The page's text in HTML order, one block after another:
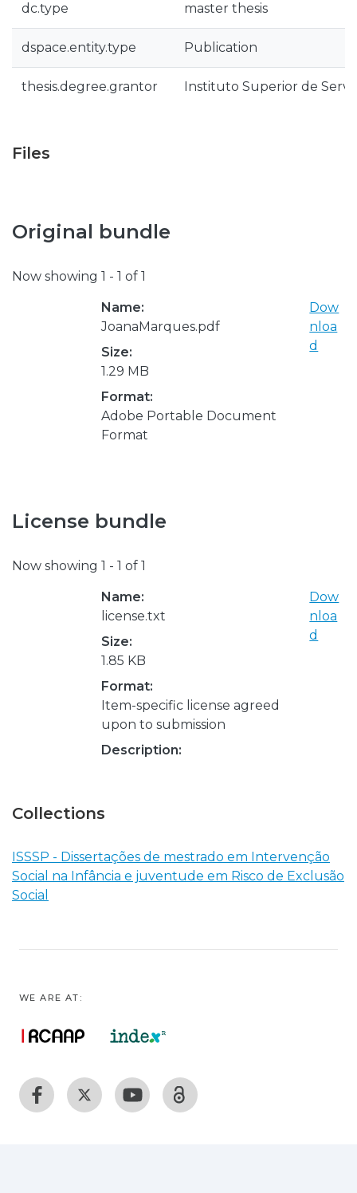
dc.type master thesis
dspace.entity.type Publication
thesis.degree.grantor Instituto Superior de
Files
Original bundle
Now showing 1 - 1 of 1
Name:
JoanaMarques.pdf
Size:
1.29 MB
Format:
Adobe Portable Document
Format
Dow
nloa
d
License bundle
Now showing 1 - 1 of 1
Name:
license.txt
Size:
1.85 KB
Format:
Item-specific license agreed
upon to submission
Description:
Dow
nloa
d
Collections
ISSSP - Dissertações de mestrado em Intervenção
Social na Infância e juventude em Risco de Exclusão
Social
WE ARE AT: